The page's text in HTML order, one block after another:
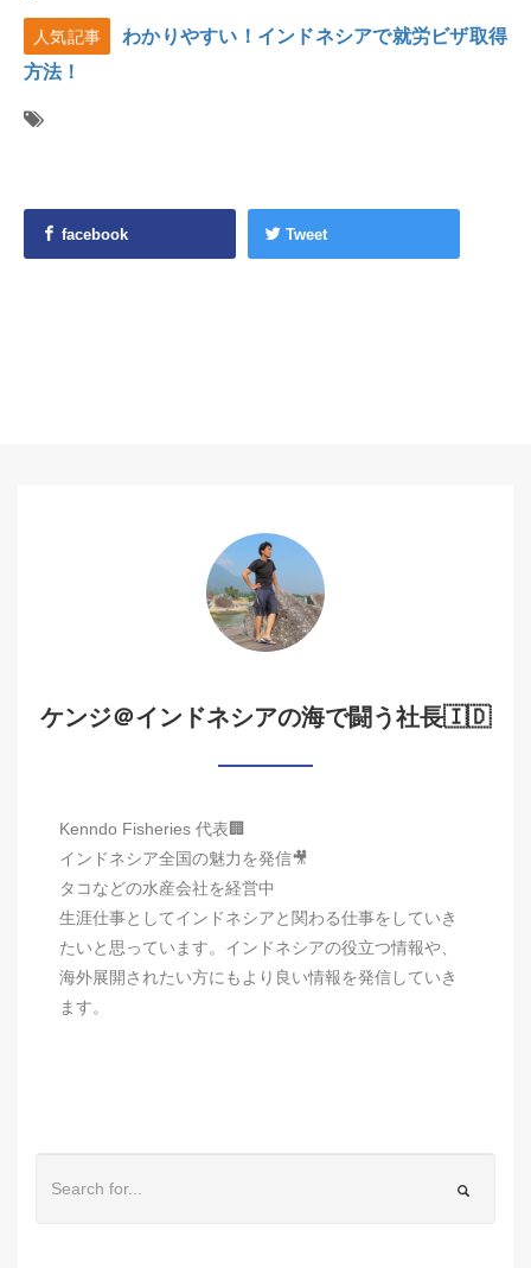
人気記事
わかりやすい！インドネシアで就労ビザ取得
方法！
facebook Tweet
ケンジ＠インドネシアの海で闘う社長🇮🇩
Kenndo Fisheries 代表🏢
インドネシア全国の魅力を発信🎥
タコなどの水産会社を経営中
生涯仕事としてインドネシアと関わる仕事をしていき
たいと思っています。インドネシアの役立つ情報や、
海外展開されたい方にもより良い情報を発信していき
ます。